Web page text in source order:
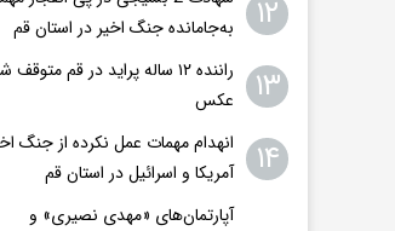
۱۲
به‌جامانده جنگ اخیر در استان قم
۱۳
راننده ۱۲ ساله پراید در قم
عکس
۱۴
انهدام مهمات عمل نکرده از جنگ
آمریکا و اسرائیل در استان قم
آپارتمان‌های «مهدی نصیری» و